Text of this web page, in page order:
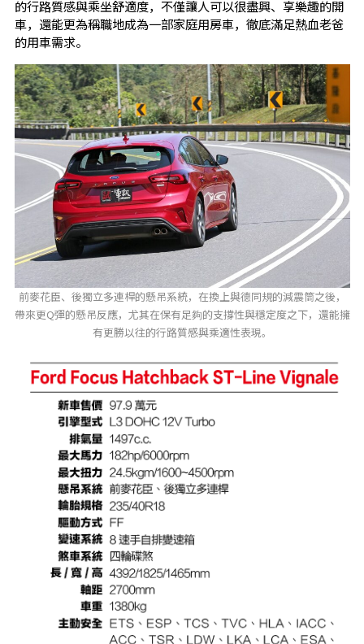
的行路質感與乘坐舒適度，不僅讓人可以很盡興、享樂趣的開
車，還能更為稱職地成為一部家庭用房車，徹底滿足熱血老爸
的用車需求。
前麥花臣、後獨立多連桿的懸吊系統，在換上與德同規的減震筒之後，
帶來更Q彈的懸吊反應，尤其在保有足夠的支撐性與穩定度之下，還能擁
有更勝以往的行路質感與乘適性表現。